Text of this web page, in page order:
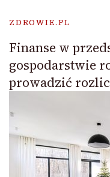
ZDROWIE.PL
Finanse w
gospodarstwie
prowadzić